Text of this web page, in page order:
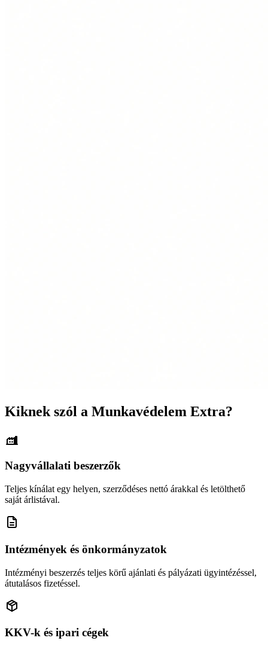
Kiknek szól a Munkavédelem Extra?
Nagyvállalati beszerzők
Teljes kínálat egy helyen, szerződéses nettó árakkal és letölthető
saját árlistával.
Intézmények és önkormányzatok
Intézményi beszerzés teljes körű ajánlati és pályázati ügyintézéssel,
átutalásos fizetéssel.
KKV-k és ipari cégek